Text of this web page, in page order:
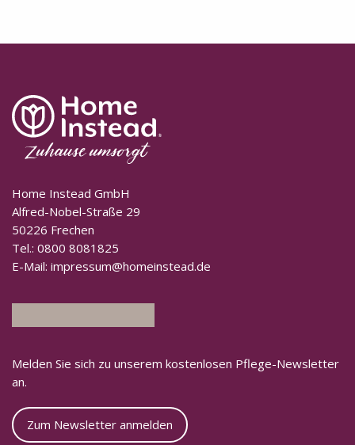
Home Instead GmbH
Alfred-Nobel-Straße 29
50226 Frechen
Tel.: 0800 8081825
E-Mail: impressum@homeinstead.de
Melden Sie sich zu unserem kostenlosen Pflege-Newsletter
an.
Zum Newsletter anmelden